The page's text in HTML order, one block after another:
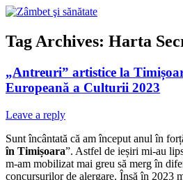
Tag Archives: Harta
„Antreuri” artistice la
Europeană a Culturii 2023
Leave a reply
Sunt încântată că am început anul în
în Timișoara”. Astfel de ieșiri mi-au
m-am mobilizat mai greu să merg în
concursurilor de alergare. Însă în 2023